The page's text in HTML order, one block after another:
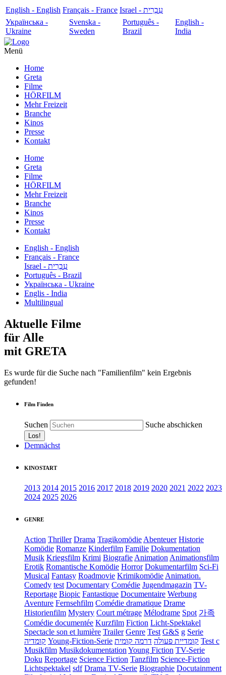
English - English Français - France
עִבְרִית - Israel
Українська -
Ukraine
Svenska -
Sweden
Português -
Brazil
English -
India
Menü
Home
Greta
Filme
HÖRFILM
Mehr Freizeit
Branche
Kinos
Presse
Kontakt
Home
Greta
Filme
HÖRFILM
Mehr Freizeit
Branche
Kinos
Presse
Kontakt
English - English
Français - France
עִבְרִית - Israel
Português - Brazil
Українська - Ukraine
Englis - India
Multilingual
Aktuelle Filme
für Alle
mit GRETA
Es wurde für die Suche nach "Familienfilm" kein Ergebnis
gefunden!
Film Finden
Suchen Suche abschicken
Demnächst
KINOSTART
2013 2014 2015 2016 2017 2018 2019 2020 2021 2022 2023
2024 2025 2026
GENRE
Action Thriller Drama Tragikomödie Abenteuer Historie
Komödie Romanze Kinderfilm Familie Dokumentation
Musik Kriegsfilm Krimi Biografie Animation Animationsfilm
Erotik Romantische Komödie Horror Dokumentarfilm Sci-Fi
Musical Fantasy Roadmovie Krimikomödie Animation.
Comedy test Documentary Comédie Jugendmagazin TV-
Reportage Biopic Fantastique Documentaire Werbung
Aventure Fernsehfilm Comédie dramatique Drame
Historienfilm Mystery Court métrage Mélodrame Spot 가족
Comédie documentée Kurzfilm Fiction Licht-Spektakel
Spectacle son et lumière Trailer Genre Test G&S g Serie
קומדיה Young-Fiction-Serie קומדיית פעולה דרמה קומית
Test c
Musikfilm Musikdokumentation Young Fiction TV-Serie
Doku Reportage Science Fiction Tanzfilm Science-Fiction
Lichtspektakel sdf Drama TV-Serie Biographie Docutainment